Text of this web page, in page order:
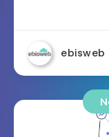
ebisweb